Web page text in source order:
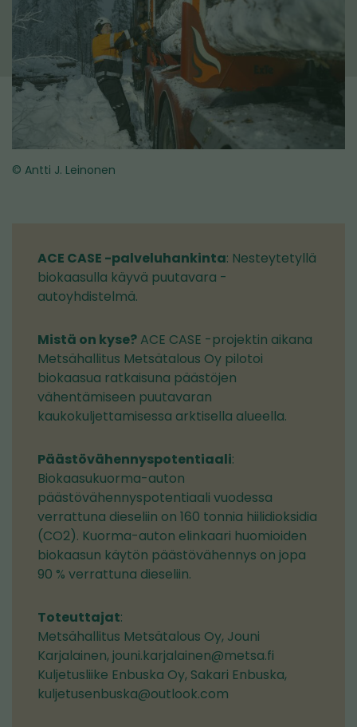
© Antti J. Leinonen
ACE CASE -palveluhankinta: Nesteytetyllä
biokaasulla käyvä puutavara -
autoyhdistelmä.
Mistä on kyse? ACE CASE -projektin aikana
Metsähallitus Metsätalous Oy pilotoi
biokaasua ratkaisuna päästöjen
vähentämiseen puutavaran
kaukokuljettamisessa arktisella alueella.
Päästövähennyspotentiaali:
Biokaasukuorma-auton
päästövähennyspotentiaali vuodessa
verrattuna dieseliin on 160 tonnia hiilidioksidia
(CO2). Kuorma-auton elinkaari huomioiden
biokaasun käytön päästövähennys on jopa
90 % verrattuna dieseliin.
Toteuttajat:
Metsähallitus Metsätalous Oy, Jouni
Karjalainen, jouni.karjalainen@metsa.fi
Kuljetusliike Enbuska Oy, Sakari Enbuska,
kuljetusenbuska@outlook.com